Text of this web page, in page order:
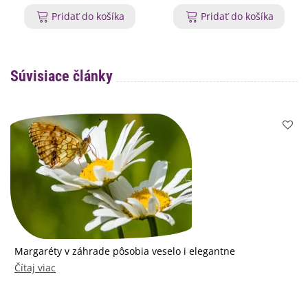
Pridať do košíka
Pridať do košíka
Súvisiace články
Margaréty v záhrade pôsobia veselo i elegantne
Čítaj viac